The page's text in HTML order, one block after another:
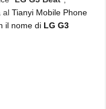
alTianyi Mobile Phone
il nome di LG G3